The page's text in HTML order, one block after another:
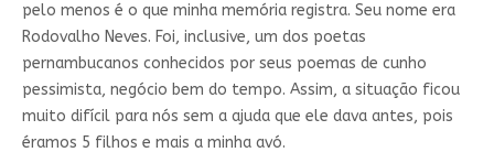
pelo menos é o que minha memória registra. Seu nome era
Rodovalho Neves. Foi, inclusive, um dos poetas
pernambucanos conhecidos por seus poemas de cunho
pessimista, negócio bem do tempo. Assim, a situação ficou
muito difícil para nós sem a ajuda que ele dava antes, pois
éramos 5 filhos e mais a minha avó.